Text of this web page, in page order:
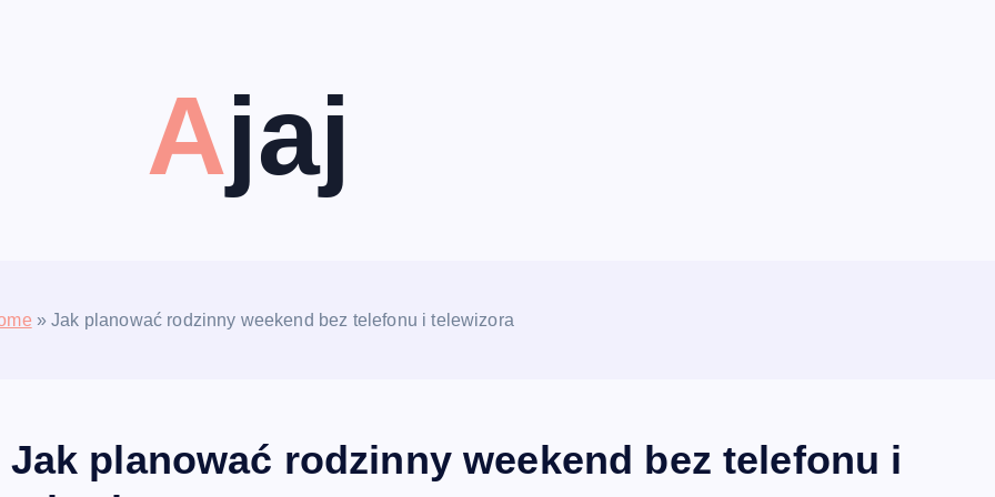
Ajaj
»Jak planować rodzinny weekend bez telefonu i telewizora
Jak planować rodzinny weekend bez telefonu i